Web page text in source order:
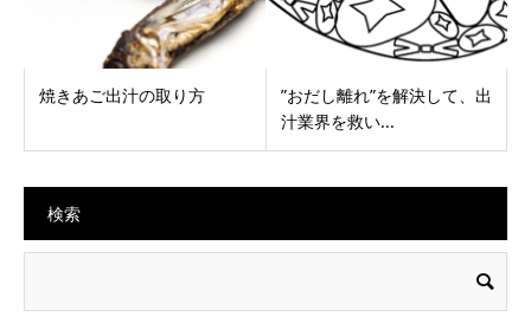
焼きあご出汁の取り方
”おだし離れ”を解決して、出
汁業界を救い...
検索